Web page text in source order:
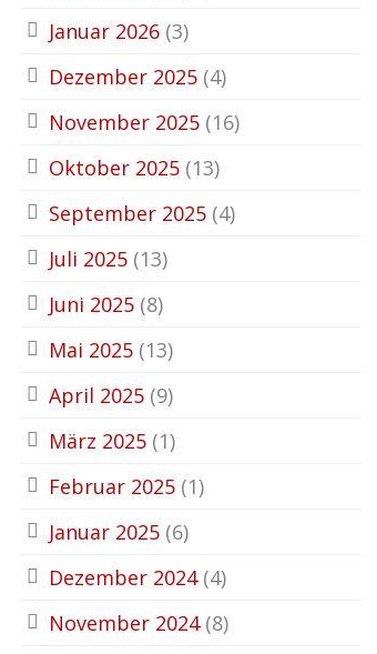
Januar 2026 (3)
Dezember 2025 (4)
November 2025 (16)
Oktober 2025 (13)
September 2025 (4)
Juli 2025 (13)
Juni 2025 (8)
Mai 2025 (13)
April 2025 (9)
März 2025 (1)
Februar 2025 (1)
Januar 2025 (6)
Dezember 2024(4)
November 2024(8)